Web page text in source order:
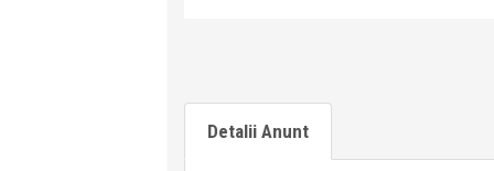
Detalii Anunt